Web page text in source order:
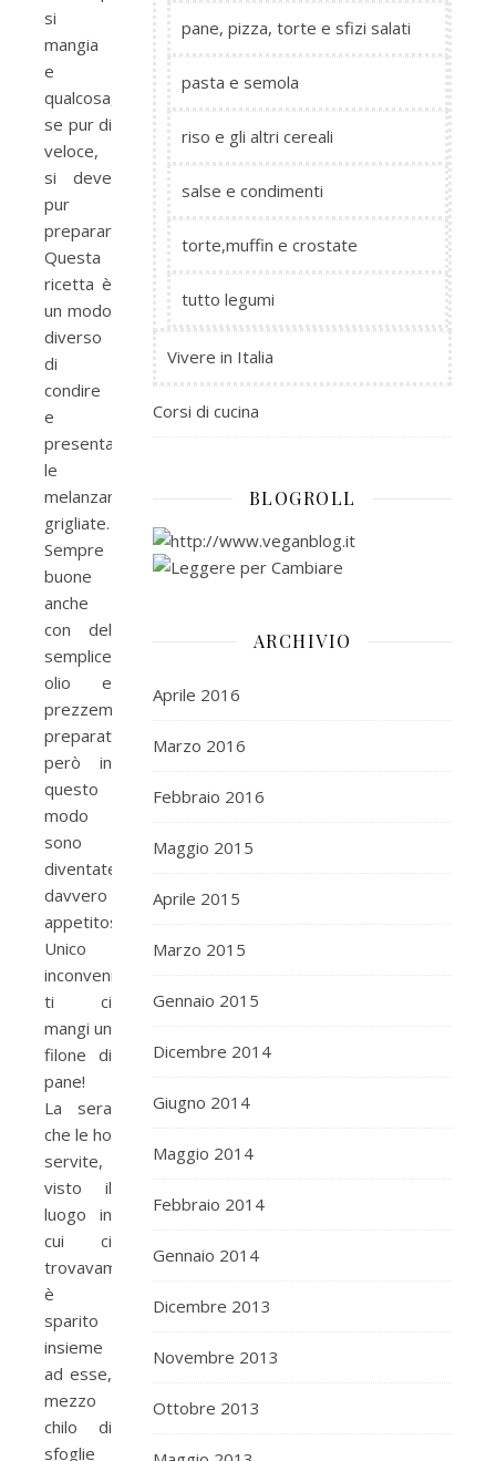
si
mangia
e
qualcosa,
se pur di
veloce,
si deve
pur
preparare!
Questa
ricetta è
un modo
diverso
di
condire
e
presentare
le
melanzane
grigliate.
Sempre
buone
anche
con del
semplice
olio e
prezzemolo,
preparate
però in
questo
modo
sono
diventate
davvero
appetitose.
Unico
inconveniente:
ti ci
mangi un
filone di
pane!
La sera
che le ho
servite,
visto il
luogo in
cui ci
trovavamo,
è
sparito
insieme
ad esse,
mezzo
chilo di
sfoglie
pane, pizza, torte e sfizi salati
pasta e semola
riso e gli altri cereali
salse e condimenti
torte,muffin e crostate
tutto legumi
Vivere in Italia
Corsi di cucina
BLOGROLL
ARCHIVIO
Aprile 2016
Marzo 2016
Febbraio 2016
Maggio 2015
Aprile 2015
Marzo 2015
Gennaio 2015
Dicembre 2014
Giugno 2014
Maggio 2014
Febbraio 2014
Gennaio 2014
Dicembre 2013
Novembre 2013
Ottobre 2013